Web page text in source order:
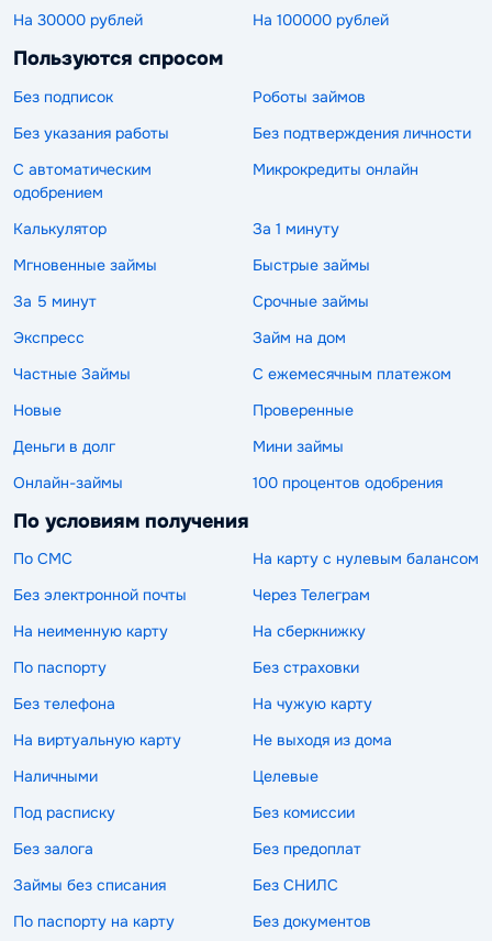
На 30000 рублей На 100000 рублей
Пользуются спросом
Без подписок
Роботы займов
Без указания работы
Без подтверждения личности
С автоматическим
одобрением
Микрокредиты онлайн
Калькулятор
За 1 минуту
Мгновенные займы
Быстрые займы
За 5 минут
Срочные займы
Экспресс
Займ на дом
Частные Займы
С ежемесячным платежом
Новые
Проверенные
Деньги в долг
Мини займы
Онлайн-займы
100 процентов одобрения
По условиям получения
По СМС
На карту с нулевым балансом
Без электронной почты
Через Телеграм
На неименную карту
На сберкнижку
По паспорту
Без страховки
Без телефона
На чужую карту
На виртуальную карту
Не выходя из дома
Наличными
Целевые
Под расписку
Без комиссии
Без залога
Без предоплат
Займы без списания
Без СНИЛС
По паспорту на карту
Без документов